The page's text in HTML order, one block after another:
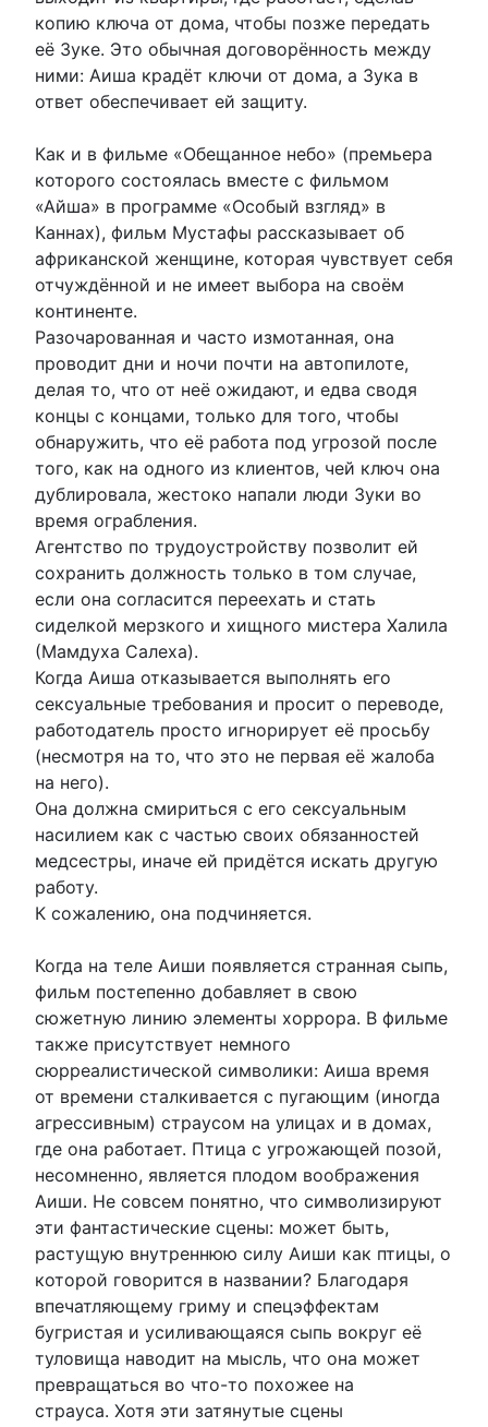
копию ключа от дома, чтобы позже передать
её Зуке. Это обычная договорённость между
ними: Аиша крадёт ключи от дома, а Зука в
ответ обеспечивает ей защиту.
Как и в фильме «Обещанное небо» (премьера
которого состоялась вместе с фильмом
«Айша» в программе «Особый взгляд» в
Каннах), фильм Мустафы рассказывает об
африканской женщине, которая чувствует себя
отчуждённой и не имеет выбора на своём
континенте.
Разочарованная и часто измотанная, она
проводит дни и ночи почти на автопилоте,
делая то, что от неё ожидают, и едва сводя
концы с концами, только для того, чтобы
обнаружить, что её работа под угрозой после
того, как на одного из клиентов, чей ключ она
дублировала, жестоко напали люди Зуки во
время ограбления.
Агентство по трудоустройству позволит ей
сохранить должность только в том случае,
если она согласится переехать и стать
сиделкой мерзкого и хищного мистера Халила
(Мамдуха Салеха).
Когда Аиша отказывается выполнять его
сексуальные требования и просит о переводе,
работодатель просто игнорирует её просьбу
(несмотря на то, что это не первая её жалоба
на него).
Она должна смириться с его сексуальным
насилием как с частью своих обязанностей
медсестры, иначе ей придётся искать другую
работу.
К сожалению, она подчиняется.
Когда на теле Аиши появляется странная сыпь,
фильм постепенно добавляет в свою
сюжетную линию элементы хоррора. В фильме
также присутствует немного
сюрреалистической символики: Аиша время
от времени сталкивается с пугающим (иногда
агрессивным) страусом на улицах и в домах,
где она работает. Птица с угрожающей позой,
несомненно, является плодом воображения
Аиши. Не совсем понятно, что символизируют
эти фантастические сцены: может быть,
растущую внутреннюю силу Аиши как птицы, о
которой говорится в названии? Благодаря
впечатляющему гриму и спецэффектам
бугристая и усиливающаяся сыпь вокруг её
туловища наводит на мысль, что она может
превращаться во что-то похожее на
страуса. Хотя эти затянутые сцены